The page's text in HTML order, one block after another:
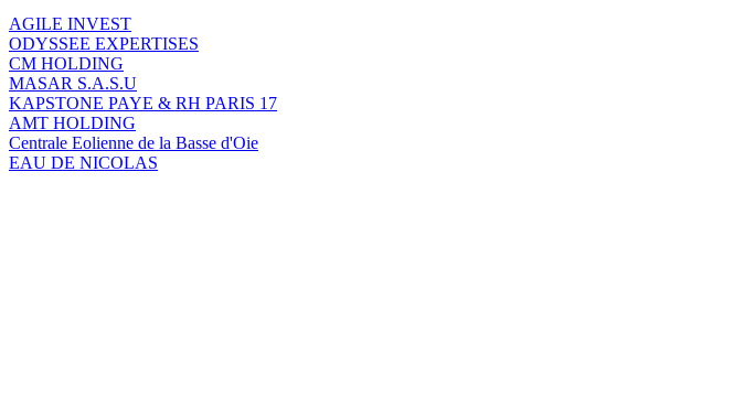
AGILE INVEST
ODYSSEE EXPERTISES
CM HOLDING
MASAR S.A.S.U
KAPSTONE PAYE & RH PARIS 17
AMT HOLDING
Centrale Eolienne de la Basse d'Oie
EAU DE NICOLAS